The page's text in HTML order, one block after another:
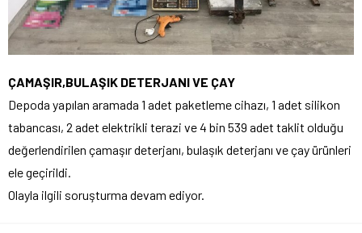
ÇAMAŞIR,BULAŞIK DETERJANI VE ÇAY
Depoda yapılan aramada 1 adet paketleme cihazı, 1 adet silikon
tabancası, 2 adet elektrikli terazi ve 4 bin 539 adet taklit olduğu
değerlendirilen çamaşır deterjanı, bulaşık deterjanı ve çay ürünleri
ele geçirildi.
Olayla ilgili soruşturma devam ediyor.